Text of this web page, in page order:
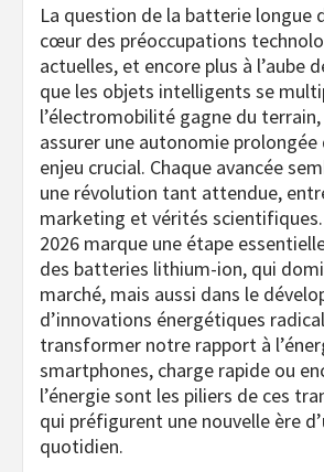
La question de la batterie longue
cœur des préoccupations
actuelles, et encore plus à l’aube
que les objets intelligents se
l’électromobilité gagne du
assurer une autonomie prolongée
enjeu crucial. Chaque avancée
une révolution tant attendue,
marketing et vérités
2026 marque une étape
des batteries lithium-ion, qui
marché, mais aussi dans le
d’innovations énergétiques
transformer notre rapport à
smartphones, charge rapide ou
l’énergie sont les piliers de ces
qui préfigurent une nouvelle ère
quotidien.